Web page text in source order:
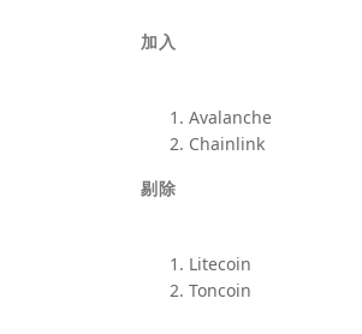
加入
Avalanche
Chainlink
剔除
Litecoin
Toncoin